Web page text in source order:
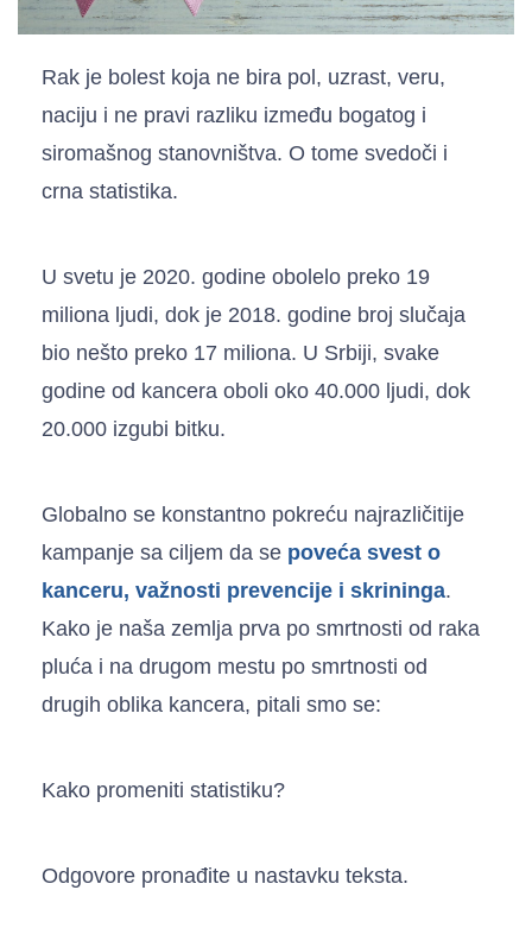
Rak je bolest koja ne bira pol, uzrast, veru,
naciju i ne pravi razliku između bogatog i
siromašnog stanovništva. O tome svedoči i
crna statistika.
U svetu je 2020. godine obolelo preko 19
miliona ljudi, dok je 2018. godine broj slučaja
bio nešto preko 17 miliona. U Srbiji, svake
godine od kancera oboli oko 40.000 ljudi, dok
20.000 izgubi bitku.
Globalno se konstantno pokreću najrazličitije
kampanje sa ciljem da se poveća svest o
kanceru, važnosti prevencije i skrininga.
Kako je naša zemlja prva po smrtnosti od raka
pluća i na drugom mestu po smrtnosti od
drugih oblika kancera, pitali smo se:
Kako promeniti statistiku?
Odgovore pronađite u nastavku teksta.